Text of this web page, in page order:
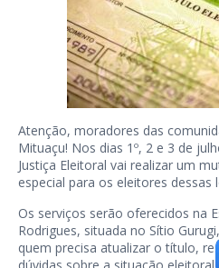
Atenção, moradores das
Mituaçu! Nos dias 1º, 2 e 3 de
Justiça Eleitoral vai realizar um
especial para os eleitores dessas
Os serviços serão oferecidos na
Rodrigues, situada no Sítio
quem precisa atualizar o título,